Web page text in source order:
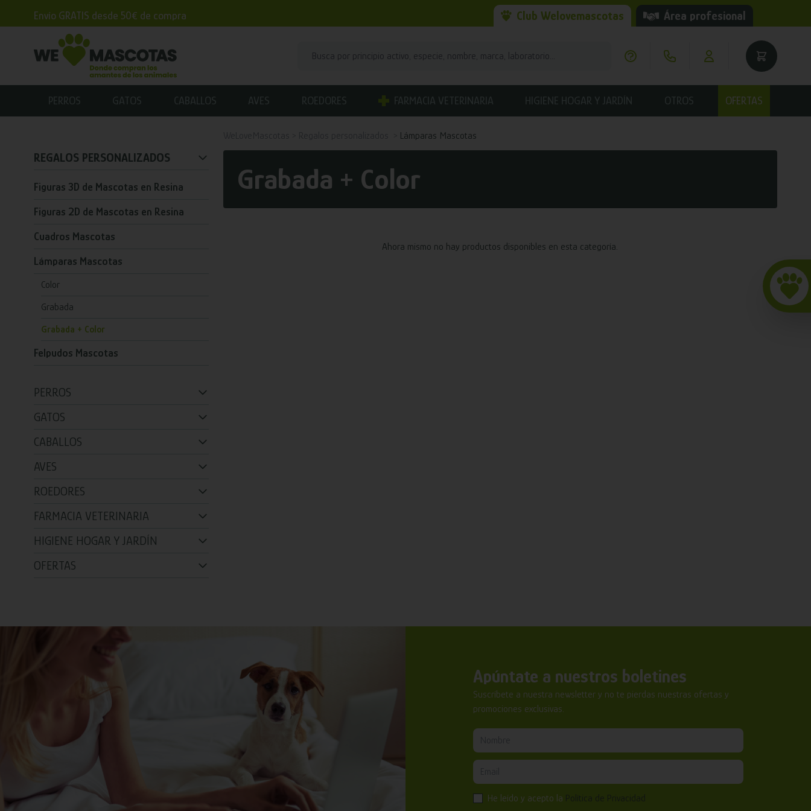
Envío GRATIS desde 50€ de compra Club Welovemascotas Área profesional
PERROS GATOS CABALLOS AVES ROEDORES FARMACIA VETERINARIA HIGIENE HOGAR Y JARDÍN OTROS OFERTAS
PERROS
GATOS
CABALLOS
AVES
ROEDORES
FARMACIA VETERINARIA
HIGIENE HOGAR Y JARDÍN
REGALOS PERSONALIZADOS
Figuras 3D de Mascotas en Resina
Figuras 2D de Mascotas en Resina
Cuadros Mascotas
Lámparas Mascotas
Color
Grabada
Grabada + Color
Felpudos Mascotas
OFERTAS
Lámparas Mascotas
Grabada + Color
Ahora mismo no hay productos disponibles en esta categoría.
Apúntate a nuestros boletines
Suscríbete a nuestra newsletter y no te pierdas nuestras ofertas y
promociones exclusivas.
He leído y acepto la